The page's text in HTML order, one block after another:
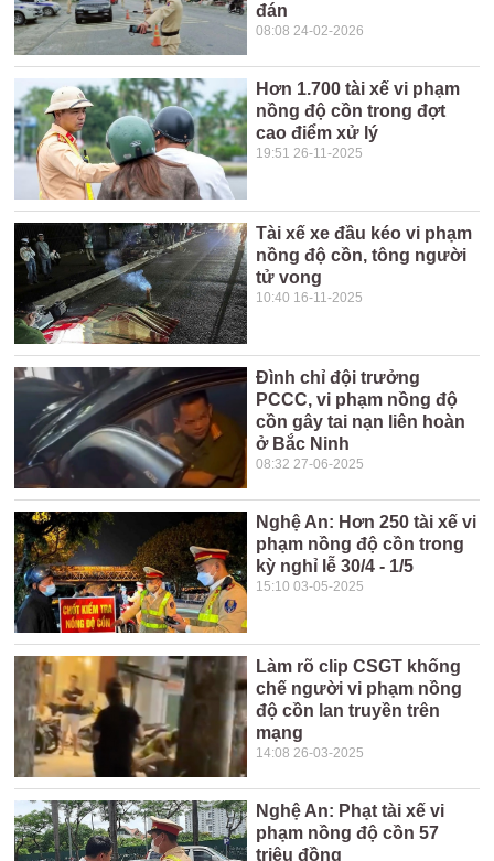
đán
08:08 24-02-2026
Hơn 1.700 tài xế vi phạm
nồng độ cồn trong đợt
cao điểm xử lý
19:51 26-11-2025
Tài xế xe đầu kéo vi phạm
nồng độ cồn, tông người
tử vong
10:40 16-11-2025
Đình chỉ đội trưởng
PCCC, vi phạm nồng độ
cồn gây tai nạn liên hoàn
ở Bắc Ninh
08:32 27-06-2025
Nghệ An: Hơn 250 tài xế vi
phạm nồng độ cồn trong
kỳ nghỉ lễ 30/4 - 1/5
15:10 03-05-2025
Làm rõ clip CSGT khống
chế người vi phạm nồng
độ cồn lan truyền trên
mạng
14:08 26-03-2025
Nghệ An: Phạt tài xế vi
phạm nồng độ cồn 57
triệu đồng